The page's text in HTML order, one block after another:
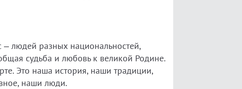
– людей разных национальностей,
судьба и любовь к великой Родине.
Это наша история, наши традиции,
наши люди.